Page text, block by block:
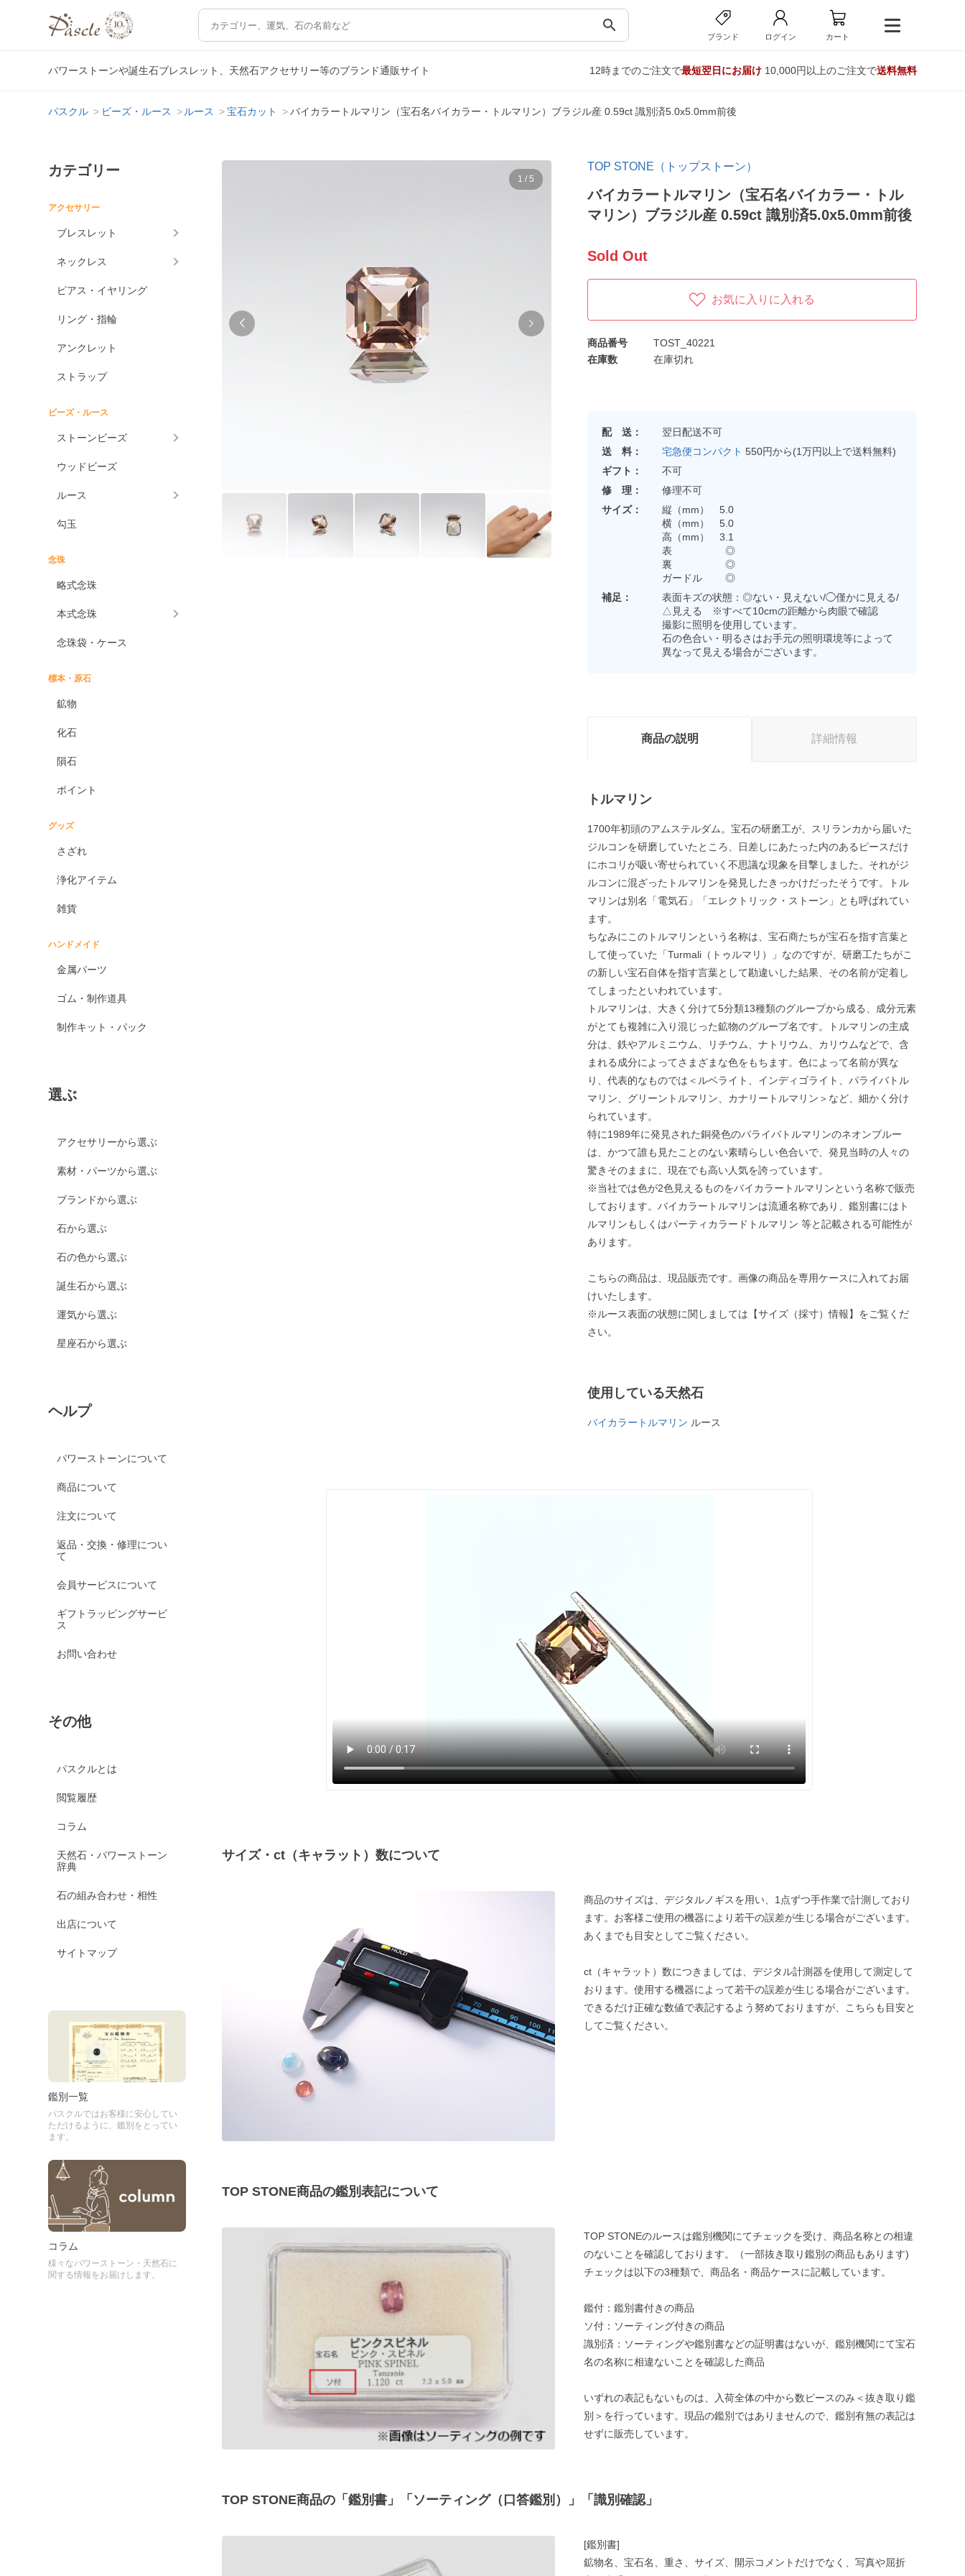
search
ブランド ログイン カート
パワーストーンや誕生石ブレスレット、天然石アクセサリー等のブランド通販サイト 12時までのご注文で最短翌日にお届け10,000円以上のご注文で送料無料
パスクル ビーズ・ルース ルース 宝石カット バイカラートルマリン（宝石名バイカラー・トルマリン）ブラジル産 0.59ct 識別済5.0x5.0mm前後
カテゴリー
アクセサリー
ブレスレット
ネックレス
ピアス・イヤリング
リング・指輪
アンクレット
ストラップ
ビーズ・ルース
ストーンビーズ
ウッドビーズ
ルース
勾玉
念珠
略式念珠
本式念珠
念珠袋・ケース
標本・原石
鉱物
化石
隕石
ポイント
グッズ
さざれ
浄化アイテム
雑貨
ハンドメイド
金属パーツ
ゴム・制作道具
制作キット・パック
選ぶ
アクセサリーから選ぶ
素材・パーツから選ぶ
ブランドから選ぶ
石から選ぶ
石の色から選ぶ
誕生石から選ぶ
運気から選ぶ
星座石から選ぶ
ヘルプ
パワーストーンについて
商品について
注文について
返品・交換・修理につい
て
会員サービスについて
ギフトラッピングサービ
ス
お問い合わせ
その他
パスクルとは
閲覧履歴
コラム
天然石・パワーストーン
辞典
石の組み合わせ・相性
出店について
サイトマップ
鑑別一覧
パスクルではお客様に安心してい
ただけるように、鑑別をとってい
ます。
コラム
様々なパワーストーン・天然石に
関する情報をお届けします。
1 / 5
TOP STONE（トップストーン）
バイカラートルマリン（宝石名バイカラー・トル
マリン）ブラジル産 0.59ct 識別済5.0x5.0mm前後
Sold Out
お気に入りに入れる
商品番号
TOST_40221
在庫数
在庫切れ
配 送：
翌日配送不可
送 料：
宅急便コンパクト 550円から(1万円以上で送料無料)
ギフト：
不可
修 理：
修理不可
サイズ：
縦（mm） 5.0
横（mm） 5.0
高（mm） 3.1
表 ◎
裏 ◎
ガードル ◎
補足：
表面キズの状態：◎ない・見えない/◯僅かに見える/
△見える ※すべて10cmの距離から肉眼で確認
撮影に照明を使用しています。
石の色合い・明るさはお手元の照明環境等によって
異なって見える場合がございます。
商品の説明 詳細情報
トルマリン
1700年初頭のアムステルダム。宝石の研磨工が、スリランカから届いた
ジルコンを研磨していたところ、日差しにあたった内のあるピースだけ
にホコリが吸い寄せられていく不思議な現象を目撃しました。それがジ
ルコンに混ざったトルマリンを発見したきっかけだったそうです。トル
マリンは別名「電気石」「エレクトリック・ストーン」とも呼ばれてい
ます。
ちなみにこのトルマリンという名称は、宝石商たちが宝石を指す言葉と
して使っていた「Turmali（トゥルマリ）」なのですが、研磨工たちがこ
の新しい宝石自体を指す言葉として勘違いした結果、その名前が定着し
てしまったといわれています。
トルマリンは、大きく分けて5分類13種類のグループから成る、成分元素
がとても複雑に入り混じった鉱物のグループ名です。トルマリンの主成
分は、鉄やアルミニウム、リチウム、ナトリウム、カリウムなどで、含
まれる成分によってさまざまな色をもちます。色によって名前が異な
り、代表的なものでは＜ルベライト、インディゴライト、パライバトル
マリン、グリーントルマリン、カナリートルマリン＞など、細かく分け
られています。
特に1989年に発見された銅発色のパライバトルマリンのネオンブルー
は、かつて誰も見たことのない素晴らしい色合いで、発見当時の人々の
驚きそのままに、現在でも高い人気を誇っています。
※当社では色が2色見えるものをバイカラートルマリンという名称で販売
しております。バイカラートルマリンは流通名称であり、鑑別書にはト
ルマリンもしくはパーティカラードトルマリン 等と記載される可能性が
あります。
こちらの商品は、現品販売です。画像の商品を専用ケースに入れてお届
けいたします。
※ルース表面の状態に関しましては【サイズ（採寸）情報】をご覧くだ
さい。
使用している天然石
バイカラートルマリン ルース
サイズ・ct（キャラット）数について
商品のサイズは、デジタルノギスを用い、1点ずつ手作業で計測しており
ます。お客様ご使用の機器により若干の誤差が生じる場合がございます。
あくまでも目安としてご覧ください。
ct（キャラット）数につきましては、デジタル計測器を使用して測定して
おります。使用する機器によって若干の誤差が生じる場合がございます。
できるだけ正確な数値で表記するよう努めておりますが、こちらも目安と
してご覧ください。
TOP STONE商品の鑑別表記について
TOP STONEのルースは鑑別機関にてチェックを受け、商品名称との相違
のないことを確認しております。（一部抜き取り鑑別の商品もあります)
チェックは以下の3種類で、商品名・商品ケースに記載しています。
鑑付：鑑別書付きの商品
ソ付：ソーティング付きの商品
識別済：ソーティングや鑑別書などの証明書はないが、鑑別機関にて宝石
名の名称に相違ないことを確認した商品
いずれの表記もないものは、入荷全体の中から数ピースのみ＜抜き取り鑑
別＞を行っています。現品の鑑別ではありませんので、鑑別有無の表記は
せずに販売しています。
TOP STONE商品の「鑑別書」「ソーティング（口答鑑別）」「識別確認」
[鑑別書]
鉱物名、宝石名、重さ、サイズ、開示コメントだけでなく、写真や屈折